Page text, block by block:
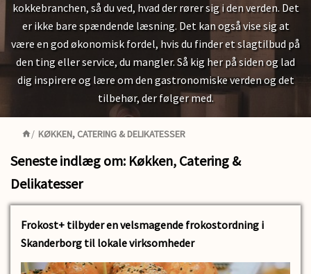
kokkebranchen, så du ved, hvad der rører sig i den verden. Det
er ikke bare spændende læsning. Det kan også vise sig at
være en god økonomisk fordel, hvis du finder et slagtilbud på
den ting eller service, du mangler. Så kig her på siden og lad
dig inspirere og lære om den gastronomiske verden og det
tilbehør, der følger med.
/ KØKKEN, CATERING & DELIKATESSER
Seneste indlæg om: Køkken, Catering &
Delikatesser
Frokost+ tilbyder en velsmagende frokostordning i
Skanderborg til lokale virksomheder